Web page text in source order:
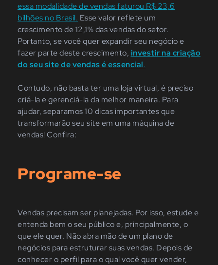
essa modalidade de vendas faturou R$ 23,6
bilhões no Brasil. Esse valor reflete um
crescimento de 12,1% das vendas do setor.
Portanto, se você quer expandir seu negócio e
fazer parte deste crescimento, investir na criação
do seu site de vendas é essencial.
Contudo, não basta ter uma loja virtual, é preciso
criá-la e gerenciá-la da melhor maneira. Para
ajudar, separamos 10 dicas importantes que
transformarão seu site em uma máquina de
vendas! Confira:
Programe-se
Vendas precisam ser planejadas. Por isso, estude e
entenda bem o seu público e, principalmente, o
que ele quer. Não abra mão de um plano de
negócios para estruturar suas vendas. Depois de
conhecer o perfil para o qual você quer vender,